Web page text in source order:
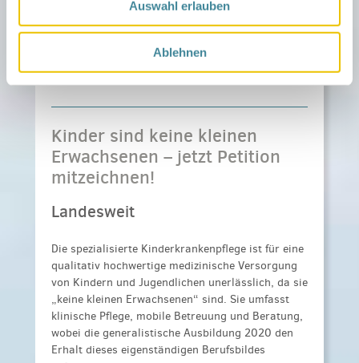
Auswahl erlauben
Ablehnen
…
Kinder sind keine kleinen
Erwachsenen – jetzt Petition
mitzeichnen!
Landesweit
Die spezialisierte Kinderkrankenpflege ist für eine
qualitativ hochwertige medizinische Versorgung
von Kindern und Jugendlichen unerlässlich, da sie
„keine kleinen Erwachsenen“ sind. Sie umfasst
klinische Pflege, mobile Betreuung und Beratung,
wobei die generalistische Ausbildung 2020 den
Erhalt dieses eigenständigen Berufsbildes